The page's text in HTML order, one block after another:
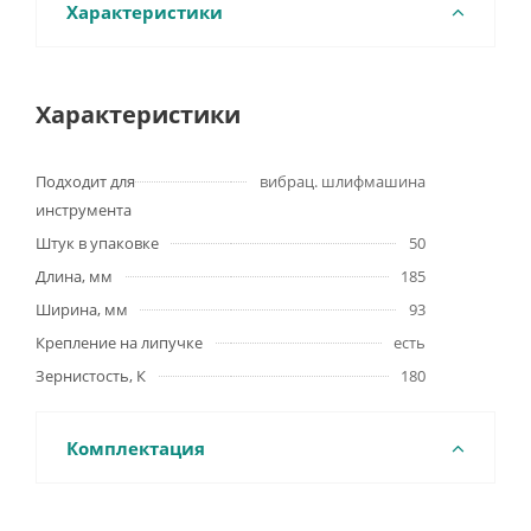
Характеристики
Характеристики
Подходит для
инструмента
вибрац. шлифмашина
Штук в упаковке
50
Длина, мм
185
Ширина, мм
93
Крепление на липучке
есть
Зернистость, К
180
Комплектация